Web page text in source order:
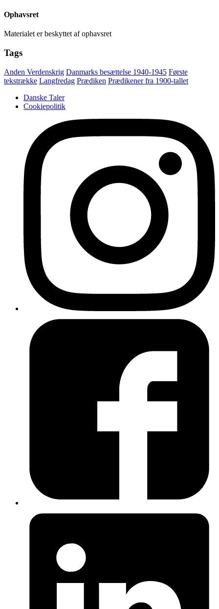
Ophavsret
Materialet er beskyttet af ophavsret
Tags
Anden Verdenskrig Danmarks besættelse 1940-1945 Første
tekstrække Langfredag Prædiken Prædikener fra 1900-tallet
Danske Taler
Cookiepolitik